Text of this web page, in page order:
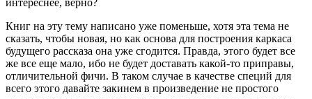
Книг на эту тему написано уже поменьше, хотя эта тема не
сказать, чтобы новая, но как основа для построения каркаса
будущего рассказа она уже сгодится. Правда, этого будет все
же все еще мало, ибо не будет доставать какой-то приправы,
отличительной фичи. В таком случае в качестве специй для
всего этого давайте закинем в произведение не простого